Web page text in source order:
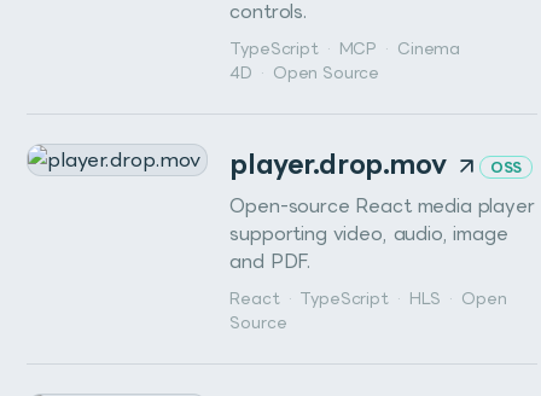
controls.
TypeScript · MCP ·
Cinema
4D
· Open Source
player.drop.mov OSS
Open-source React media player
supporting video, audio, image
and PDF.
React · TypeScript · HLS ·
Open
Source